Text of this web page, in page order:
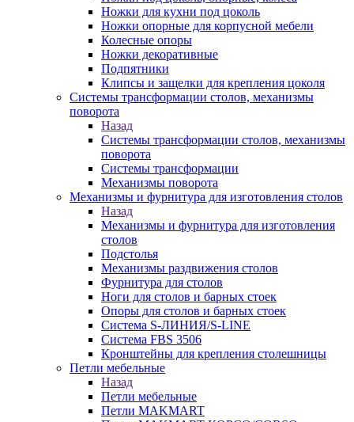
Ножки для кухни под цоколь
Ножки опорные для корпусной мебели
Колесные опоры
Ножки декоративные
Подпятники
Клипсы и защелки для крепления цоколя
Системы трансформации столов, механизмы
поворота
Назад
Системы трансформации столов, механизмы
поворота
Системы трансформации
Механизмы поворота
Механизмы и фурнитура для изготовления столов
Назад
Механизмы и фурнитура для изготовления
столов
Подстолья
Механизмы раздвижения столов
Фурнитура для столов
Ноги для столов и барных стоек
Опоры для столов и барных стоек
Система S-ЛИНИЯ/S-LINE
Система FBS 3506
Кронштейны для крепления столешницы
Петли мебельные
Назад
Петли мебельные
Петли MAKMART